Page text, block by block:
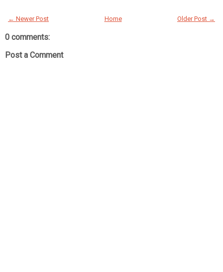
← Newer Post Older Post →
Home
0 comments:
Post a Comment